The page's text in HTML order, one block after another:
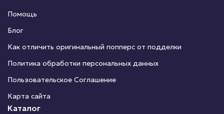
Помощь
Блог
Как отличить оригинальный попперс от подделки
Политика обработки персональных данных
Пользовательское Соглашение
Карта сайта
Каталог